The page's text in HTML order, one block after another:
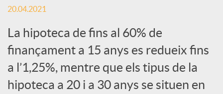
s
S
o
20.04.2021
La hipoteca de fins al 60% de
finançament a 15 anys es redueix fins
a l’1,25%, mentre que els tipus de la
hipoteca a 20 i a 30 anys se situen en